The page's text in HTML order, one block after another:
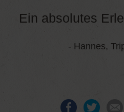
Ein absolutes
- Hannes,
Facebook